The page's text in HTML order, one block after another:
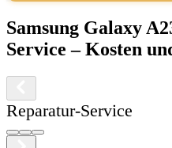
Samsung Galaxy
Service – Kosten
Reparatur-Service